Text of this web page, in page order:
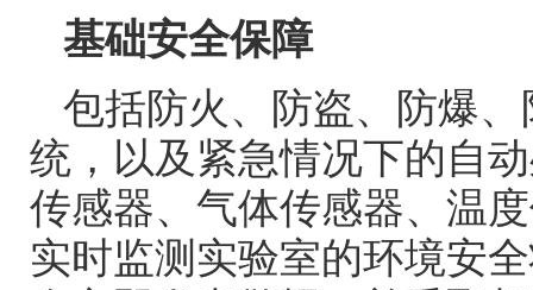
基础安全保障
包括防火、防盗、防爆
统，以及紧急情况下的自
传感器、气体传感器、温
实时监测实验室的环境安